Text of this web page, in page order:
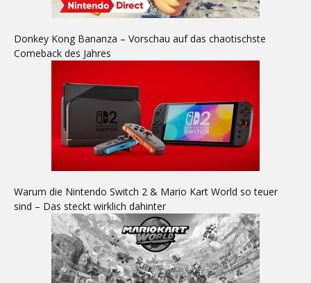
Donkey Kong Bananza – Vorschau auf das chaotischste
Comeback des Jahres
Warum die Nintendo Switch 2 & Mario Kart World so teuer
sind – Das steckt wirklich dahinter